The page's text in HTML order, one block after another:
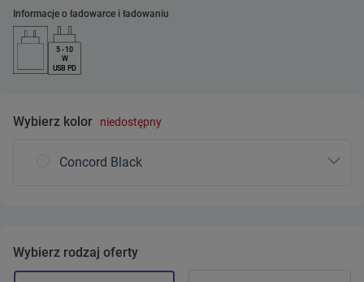
Informacje o ładowarce i ładowaniu
5 - 10
W
USB PD
Wybierz kolor niedostępny
Concord Black
Wybierz rodzaj oferty